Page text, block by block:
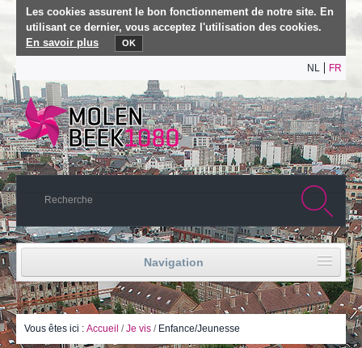
Les cookies assurent le bon fonctionnement de notre site. En
utilisant ce dernier, vous acceptez l'utilisation des cookies.
En savoir plus
OK
NL FR
Navigation
Accueil
Vie politique
Vous êtes ici : Accueil /Je vis / Enfance/Jeunesse